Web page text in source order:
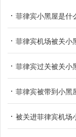
菲律宾小黑屋是什
菲律宾机场被关小
菲律宾过关被关小
菲律宾被带到小黑
被关进菲律宾机场